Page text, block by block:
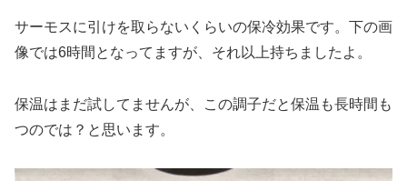
サーモスに引けを取らないくらいの保冷効果です。下の画
像では6時間となってますが、それ以上持ちましたよ。
保温はまだ試してませんが、この調子だと保温も長時間も
つのでは？と思います。